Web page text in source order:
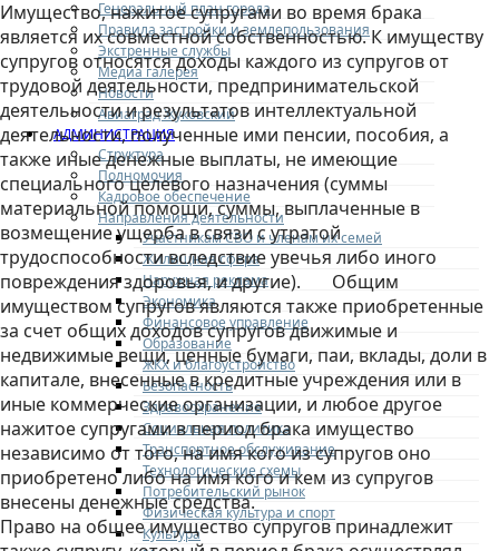
Генеральный план города
Правила застройки и землепользования
Экстренные службы
Медиа галерея
Новости
Авиаград Жуковский
АДМИНИСТРАЦИЯ
Структура
Полномочия
Кадровое обеспечение
Направления деятельности
Участникам СВО и членам их семей
Жилищная сфера
Наружная реклама
Экономика
Финансовое управление
Образование
ЖКХ и благоустройство
Безопасность
Здравоохранение
Социальная политика
Транспортное обслуживание
Технологические схемы
Потребительский рынок
Физическая культура и спорт
Культура
Имущество, нажитое супругами во время брака
является их совместной собственностью. К имуществу
супругов относятся доходы каждого из супругов от
трудовой деятельности, предпринимательской
деятельности и результатов интеллектуальной
деятельности, полученные ими пенсии, пособия, а
также иные денежные выплаты, не имеющие
специального целевого назначения (суммы
материальной помощи, суммы, выплаченные в
возмещение ущерба в связи с утратой
трудоспособности вследствие увечья либо иного
повреждения здоровья, и другие). Общим
имуществом супругов являются также приобретенные
за счет общих доходов супругов движимые и
недвижимые вещи, ценные бумаги, паи, вклады, доли в
капитале, внесенные в кредитные учреждения или в
иные коммерческие организации, и любое другое
нажитое супругами в период брака имущество
независимо от того, на имя кого из супругов оно
приобретено либо на имя кого и кем из супругов
внесены денежные средства.
Право на общее имущество супругов принадлежит